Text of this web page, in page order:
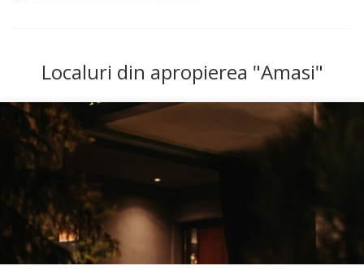
Localuri din apropierea "Amasi"